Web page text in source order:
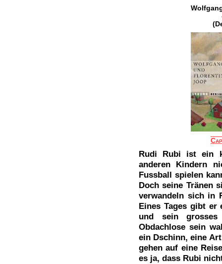
Rudi Rubi ist ein
anderen Kindern
Fussball spielen
Doch seine Tränen
verwandeln sich in
Eines Tages gibt er
und sein
Obdachlose sein
ein Dschinn, eine
gehen auf eine
es ja, dass Rubi